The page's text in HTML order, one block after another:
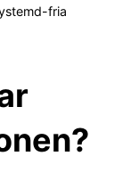
fria